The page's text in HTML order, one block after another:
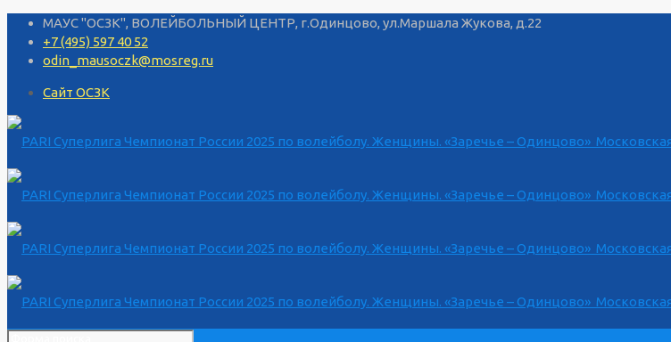
МАУС "ОСЗК", ВОЛЕЙБОЛЬНЫЙ ЦЕНТР, г.Одинцово, ул.Маршала Жукова, д.22
+7 (495) 597 40 52
odin_mausoczk@mosreg.ru
Сайт ОСЗК